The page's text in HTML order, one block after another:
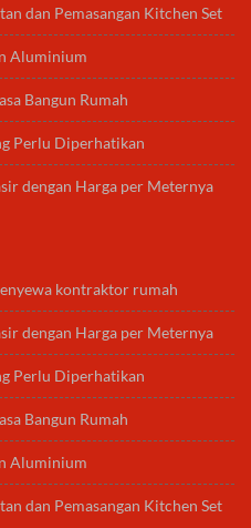
dan Pemasangan Kitchen Set
Aluminium
Bangun Rumah
Perlu Diperhatikan
dengan Harga per Meternya
kontraktor rumah
dengan Harga per Meternya
Perlu Diperhatikan
Bangun Rumah
Aluminium
dan Pemasangan Kitchen Set